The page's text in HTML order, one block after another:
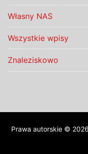
Własny NAS
Wszystkie wpisy
Znaleziskowo
Prawa autorskie ©